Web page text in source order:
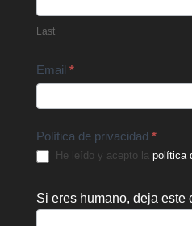
Last
Email *
Política de privacidad *
He leído y acepto la política
Si eres humano, deja este